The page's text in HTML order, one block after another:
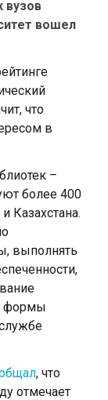
вузов
вошел
что
в
–
более 400
Казахстана.
выполнять
формы
, что
отмечает